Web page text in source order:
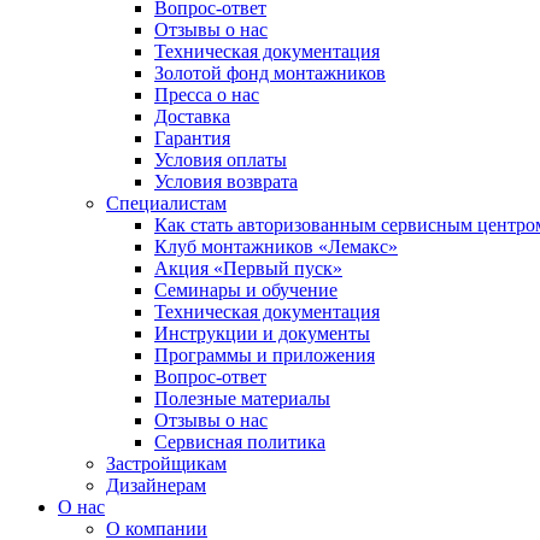
Вопрос-ответ
Отзывы о нас
Техническая документация
Золотой фонд монтажников
Пресса о нас
Доставка
Гарантия
Условия оплаты
Условия возврата
Специалистам
Как стать авторизованным сервисным
Клуб монтажников «Лемакс»
Акция «Первый пуск»
Семинары и обучение
Техническая документация
Инструкции и документы
Программы и приложения
Вопрос-ответ
Полезные материалы
Отзывы о нас
Сервисная политика
Застройщикам
Дизайнерам
О нас
О компании